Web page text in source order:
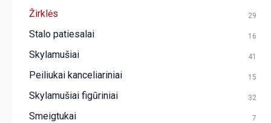
Žirklės 29
Stalo patiesalai 16
Skylamušiai 41
Peiliukai kanceliariniai 15
Skylamušiai figūriniai 32
Smeigtukai 7